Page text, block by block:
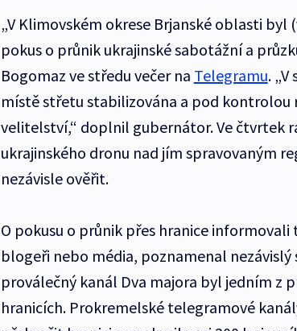
„V Klimovském okrese Brjanské oblasti byl
pokus o průnik ukrajinské sabotážní a
Bogomaz ve středu večer na Telegramu.
místě střetu stabilizována a pod
velitelství,“ doplnil gubernátor. Ve čtvrtek
ukrajinského dronu nad jím spravovaným
nezávisle ověřit.
O pokusu o průnik přes hranice
blogeři nebo média, poznamenal nezávislý
proválečný kanál Dva majora byl jedním z
hranicích. Prokremelské telegramové